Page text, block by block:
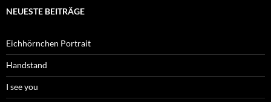
NEUESTE BEITRÄGE
Eichhörnchen Portrait
Handstand
I see you